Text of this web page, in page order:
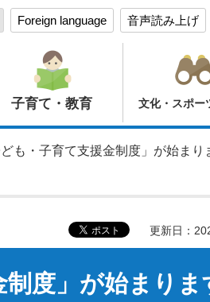
Foreign language 音声読み上げ
子育て・教育 文化・スポー
も・子育て支援金制度」が始まり
更新日：
度」が始まりま